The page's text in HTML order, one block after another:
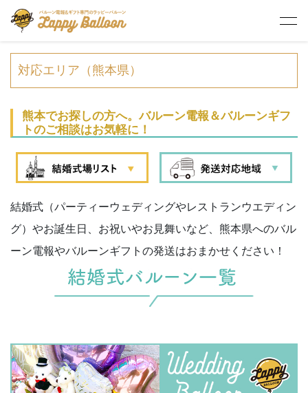
HOME > 対応エリア／熊本県のバルーン電報
対応エリア（熊本県）
熊本でお探しの方へ。バルーン電報＆バルーンギフ
トのご相談はお気軽に！
結婚式（パーティーウェディングやレストランウエディン
グ）やお誕生日、お祝いやお見舞いなど、熊本県へのバル
ーン電報やバルーンギフトの発送はおまかせください！